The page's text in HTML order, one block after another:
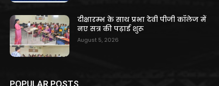
दीक्षारम्भ के साथ प्रभा देवी पीजी कॉलेज में
नए सत्र की पढ़ाई शुरू
August 5, 2026
POPULAR POSTS